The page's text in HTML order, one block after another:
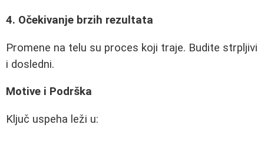
4. Očekivanje brzih rezultata
Promene na telu su proces koji traje. Budite strpljivi
i dosledni.
Motive i Podrška
Ključ uspeha leži u: